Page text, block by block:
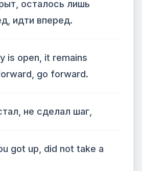
осталось лишь
идти вперед.
is open, it remains
go forward.
не сделал шаг,
got up, did not take a